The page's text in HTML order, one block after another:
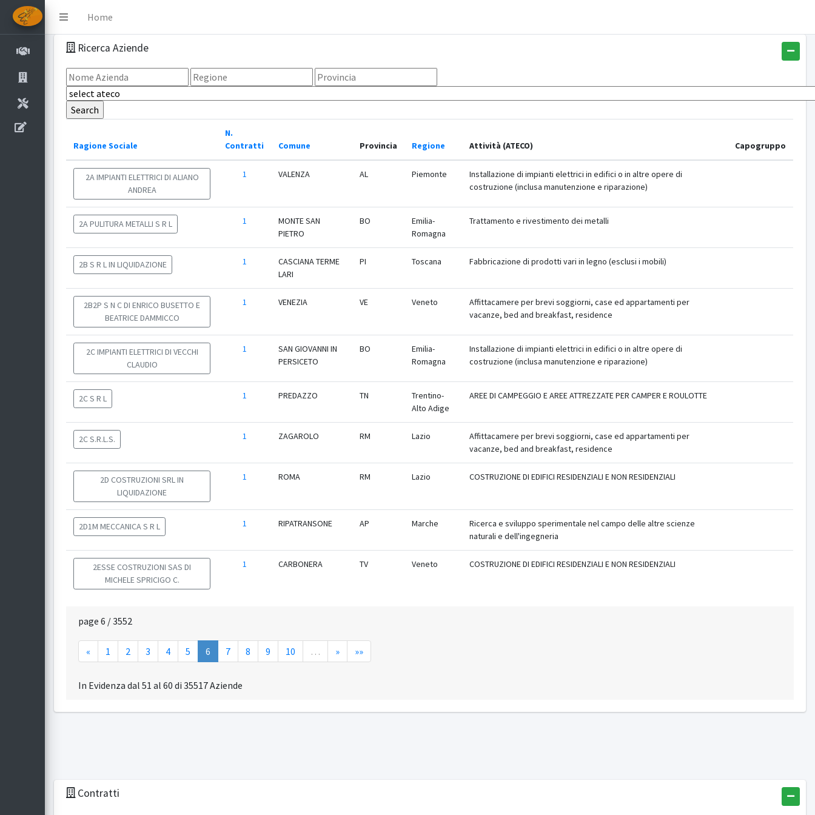
Home
Ricerca Aziende
Ragione Sociale
N.
Contratti
Comune Provincia Regione Attività (ATECO) Capogruppo
2A IMPIANTI ELETTRICI DI ALIANO
ANDREA
1 VALENZA AL Piemonte
Installazione di impianti elettrici in edifici o in altre opere di
costruzione (inclusa manutenzione e riparazione)
2A PULITURA METALLI S R L 1
MONTE SAN
PIETRO
BO
Emilia-
Romagna
Trattamento e rivestimento dei metalli
2B S R L IN LIQUIDAZIONE 1
CASCIANA TERME
LARI
PI Toscana Fabbricazione di prodotti vari in legno (esclusi i mobili)
2B2P S N C DI ENRICO BUSETTO E
BEATRICE DAMMICCO
1 VENEZIA VE Veneto
Affittacamere per brevi soggiorni, case ed appartamenti per
vacanze, bed and breakfast, residence
2C IMPIANTI ELETTRICI DI VECCHI
CLAUDIO
1
SAN GIOVANNI IN
PERSICETO
BO
Emilia-
Romagna
Installazione di impianti elettrici in edifici o in altre opere di
costruzione (inclusa manutenzione e riparazione)
2C S R L 1 PREDAZZO TN
Trentino-
Alto Adige
AREE DI CAMPEGGIO E AREE ATTREZZATE PER CAMPER E ROULOTTE
2C S.R.L.S. 1 ZAGAROLO RM Lazio
Affittacamere per brevi soggiorni, case ed appartamenti per
vacanze, bed and breakfast, residence
2D COSTRUZIONI SRL IN
LIQUIDAZIONE
1 ROMA RM Lazio COSTRUZIONE DI EDIFICI RESIDENZIALI E NON RESIDENZIALI
2D1M MECCANICA S R L 1 RIPATRANSONE AP Marche
Ricerca e sviluppo sperimentale nel campo delle altre scienze
naturali e dell'ingegneria
2ESSE COSTRUZIONI SAS DI
MICHELE SPRICIGO C.
1 CARBONERA TV Veneto COSTRUZIONE DI EDIFICI RESIDENZIALI E NON RESIDENZIALI
page 6 / 3552
« 1 2 3 4 5 6 7 8 9 10 … » »»
In Evidenza dal 51 al 60 di 35517 Aziende
Contratti